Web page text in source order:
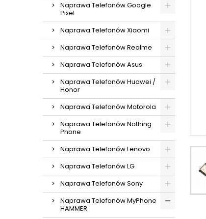
Naprawa Telefonów Google
Pixel
Naprawa Telefonów Xiaomi
Naprawa Telefonów Realme
Naprawa Telefonów Asus
Naprawa Telefonów Huawei /
Honor
Naprawa Telefonów Motorola
Naprawa Telefonów Nothing
Phone
Naprawa Telefonów Lenovo
Naprawa Telefonów LG
Naprawa Telefonów Sony
Naprawa Telefonów MyPhone
HAMMER